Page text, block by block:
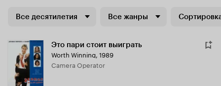
Все десятилетия Все жанры
Это пари стоит выиграть
Worth Winning, 1989
Camera Operator